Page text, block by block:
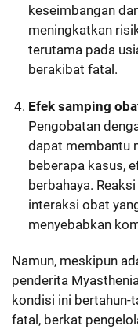
keseimbangan
meningkatkan
terutama pada
berakibat fatal.
Efek samping
Pengobatan
dapat membantu
beberapa kasus,
berbahaya.
interaksi obat
menyebabkan
Namun, meskipun
penderita
kondisi ini bertahun-
fatal, berkat